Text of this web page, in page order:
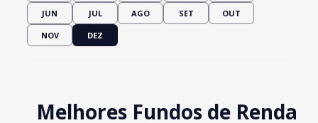
JUN JUL AGO SET OUT
NOV DEZ
Melhores Fundos de Renda